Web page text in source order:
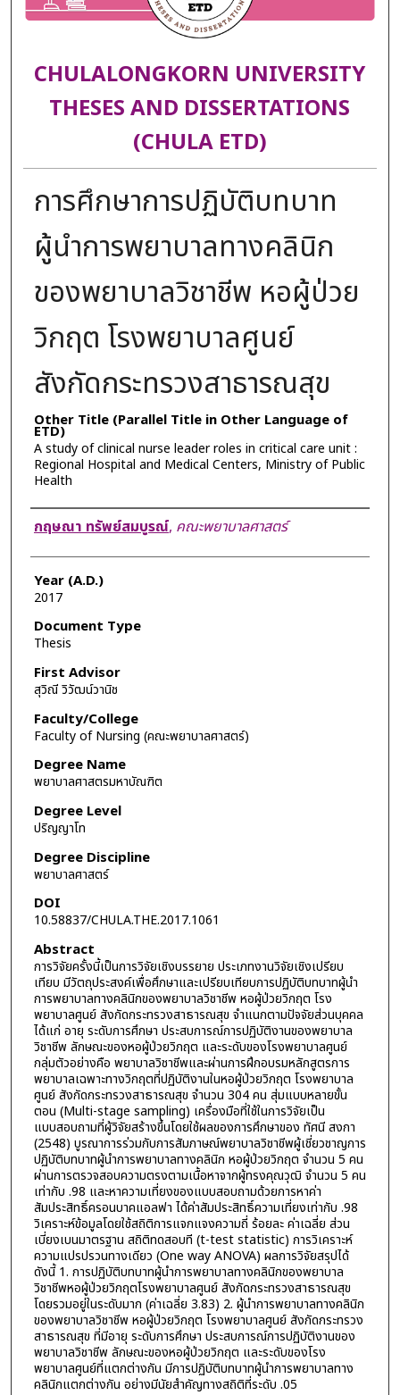
CHULALONGKORN UNIVERSITY
THESES AND DISSERTATIONS
(CHULA ETD)
การศึกษาการปฏิบัติบทบาท
ผู้นำการพยาบาลทางคลินิก
ของพยาบาลวิชาชีพ หอผู้ป่วย
วิกฤต โรงพยาบาลศูนย์
สังกัดกระทรวงสาธารณสุข
Other Title (Parallel Title in Other Language of
ETD)
A study of clinical nurse leader roles in critical care unit :
Regional Hospital and Medical Centers, Ministry of Public
Health
Author
กฤษณา ทรัพย์สมบูรณ์, คณะพยาบาลศาสตร์
Year (A.D.)
2017
Document Type
Thesis
First Advisor
สุวิณี วิวัฒน์วานิช
Faculty/College
Faculty of Nursing (คณะพยาบาลศาสตร์)
Degree Name
พยาบาลศาสตรมหาบัณฑิต
Degree Level
ปริญญาโท
Degree Discipline
พยาบาลศาสตร์
DOI
10.58837/CHULA.THE.2017.1061
Abstract
การวิจัยครั้งนี้เป็นการวิจัยเชิงบรรยาย ประเภทงานวิจัยเชิงเปรียบ
เทียบ มีวัตถุประสงค์เพื่อศึกษาและเปรียบเทียบการปฏิบัติบทบาทผู้นำ
การพยาบาลทางคลินิกของพยาบาลวิชาชีพ หอผู้ป่วยวิกฤต โรง
พยาบาลศูนย์ สังกัดกระทรวงสาธารณสุข จำแนกตามปัจจัยส่วนบุคคล
ได้แก่ อายุ ระดับการศึกษา ประสบการณ์การปฏิบัติงานของพยาบาล
วิชาชีพ ลักษณะของหอผู้ป่วยวิกฤต และระดับของโรงพยาบาลศูนย์
กลุ่มตัวอย่างคือ พยาบาลวิชาชีพและผ่านการฝึกอบรมหลักสูตรการ
พยาบาลเฉพาะทางวิกฤตที่ปฏิบัติงานในหอผู้ป่วยวิกฤต โรงพยาบาล
ศูนย์ สังกัดกระทรวงสาธารณสุข จำนวน 304 คน สุ่มแบบหลายขั้น
ตอน (Multi-stage sampling) เครื่องมือที่ใช้ในการวิจัยเป็น
แบบสอบถามที่ผู้วิจัยสร้างขึ้นโดยใช้ผลของการศึกษาของ ทัศนี สงกา
(2548) บูรณาการร่วมกับการสัมภาษณ์พยาบาลวิชาชีพผู้เชี่ยวชาญการ
ปฏิบัติบทบาทผู้นำการพยาบาลทางคลินิก หอผู้ป่วยวิกฤต จำนวน 5 คน
ผ่านการตรวจสอบความตรงตามเนื้อหาจากผู้ทรงคุณวุฒิ จำนวน 5 คน
เท่ากับ .98 และหาความเที่ยงของแบบสอบถามด้วยการหาค่า
สัมประสิทธิ์ครอนบาคแอลฟา ได้ค่าสัมประสิทธิ์ความเที่ยงเท่ากับ .98
วิเคราะห์ข้อมูลโดยใช้สถิติการแจกแจงความถี่ ร้อยละ ค่าเฉลี่ย ส่วน
เบี่ยงเบนมาตรฐาน สถิติทดสอบที (t-test statistic) การวิเคราะห์
ความแปรปรวนทางเดียว (One way ANOVA) ผลการวิจัยสรุปได้
ดังนี้ 1. การปฏิบัติบทบาทผู้นำการพยาบาลทางคลินิกของพยาบาล
วิชาชีพหอผู้ป่วยวิกฤตโรงพยาบาลศูนย์ สังกัดกระทรวงสาธารณสุข
โดยรวมอยู่ในระดับมาก (ค่าเฉลี่ย 3.83) 2. ผู้นำการพยาบาลทางคลินิก
ของพยาบาลวิชาชีพ หอผู้ป่วยวิกฤต โรงพยาบาลศูนย์ สังกัดกระทรวง
สาธารณสุข ที่มีอายุ ระดับการศึกษา ประสบการณ์การปฏิบัติงานของ
พยาบาลวิชาชีพ ลักษณะของหอผู้ป่วยวิกฤต และระดับของโรง
พยาบาลศูนย์ที่แตกต่างกัน มีการปฏิบัติบทบาทผู้นำการพยาบาลทาง
คลินิกแตกต่างกัน อย่างมีนัยสำคัญทางสถิติที่ระดับ .05